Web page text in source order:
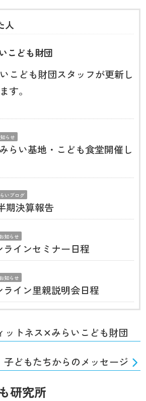
人
こども財団
こども財団スタッフが更新し
す。
らせ
らい基地・こども食堂開催し
いブログ
期決算報告
お知らせ
ラインセミナー日程
お知らせ
ライン里親説明会日程
ットネス✕みらいこども財団
子どもたちからのメッセージ
研究所